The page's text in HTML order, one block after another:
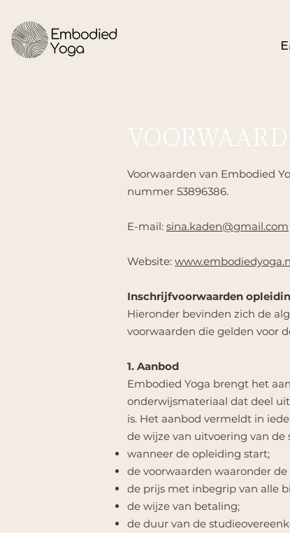
Voorwaarden van Embodied
nummer 53896386.
E-mail: sina.kaden@gmail.com
Website:
Inschrijfvoorwaarden
Hieronder bevinden zich de
voorwaarden die gelden voor
1. Aanbod
Embodied Yoga brengt het
onderwijsmateriaal dat deel
is. Het aanbod vermeldt in
de wijze van uitvoering van de
wanneer de opleiding start;
de voorwaarden waaronder
de prijs met inbegrip van alle
de wijze van betaling;
de duur van de